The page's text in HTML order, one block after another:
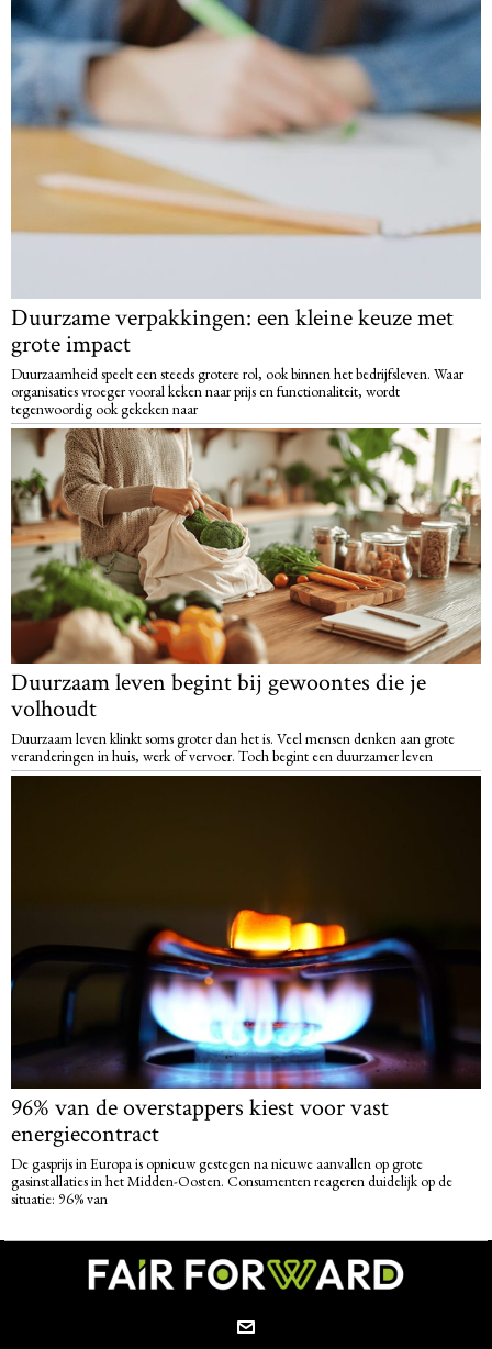
Duurzame verpakkingen: een kleine keuze met
grote impact
Duurzaamheid speelt een steeds grotere rol, ook binnen het bedrijfsleven. Waar
organisaties vroeger vooral keken naar prijs en functionaliteit, wordt
tegenwoordig ook gekeken naar
Duurzaam leven begint bij gewoontes die je
volhoudt
Duurzaam leven klinkt soms groter dan het is. Veel mensen denken aan grote
veranderingen in huis, werk of vervoer. Toch begint een duurzamer leven
96% van de overstappers kiest voor vast
energiecontract
De gasprijs in Europa is opnieuw gestegen na nieuwe aanvallen op grote
gasinstallaties in het Midden-Oosten. Consumenten reageren duidelijk op de
situatie: 96% van